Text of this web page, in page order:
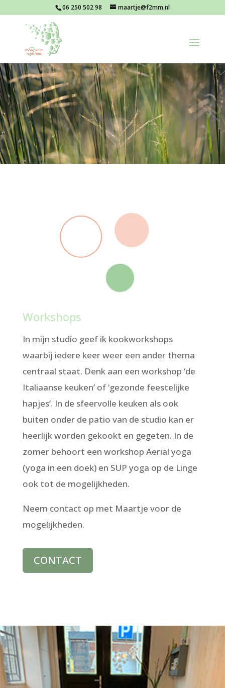
06 250 502 98 maartje@f2mm.nl
Workshops
In mijn studio geef ik kookworkshops
waarbij iedere keer weer een ander thema
centraal staat. Denk aan een workshop ‘de
Italiaanse keuken’ of ‘gezonde feestelijke
hapjes’. In de sfeervolle keuken als ook
buiten onder de patio van de studio kan er
heerlijk worden gekookt en gegeten. In de
zomer behoort een workshop Aerial yoga
(yoga in een doek) en SUP yoga op de Linge
ook tot de mogelijkheden.
Neem contact op met Maartje voor de
mogelijkheden.
CONTACT